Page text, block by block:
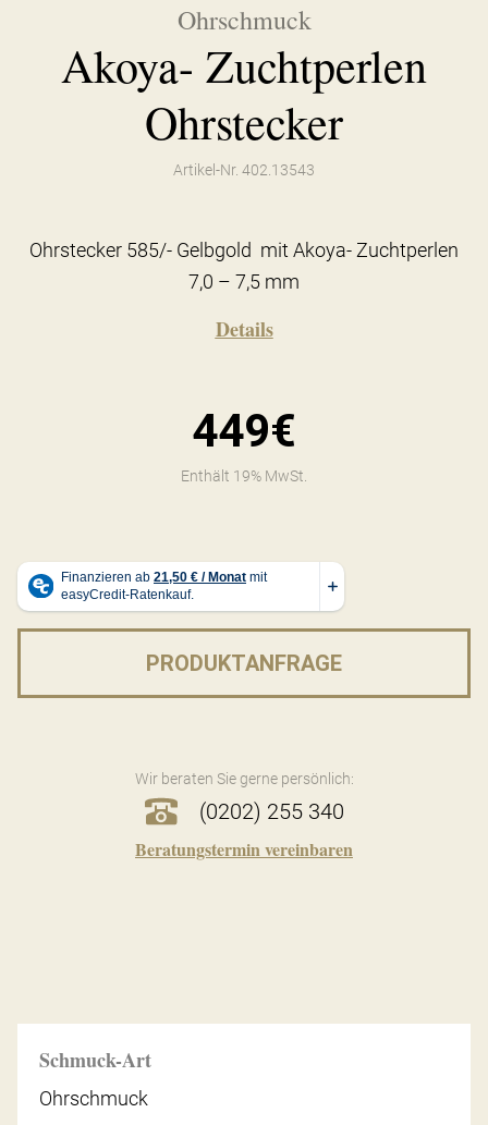
Ohrschmuck
Akoya- Zuchtperlen
Ohrstecker
Artikel-Nr. 402.13543
Ohrstecker 585/- Gelbgold mit Akoya- Zuchtperlen
7,0 – 7,5 mm
Details
449€
Enthält 19% MwSt.
PRODUKTANFRAGE
Wir beraten Sie gerne persönlich:
(0202) 255 340
Beratungstermin vereinbaren
Schmuck-Art
Ohrschmuck